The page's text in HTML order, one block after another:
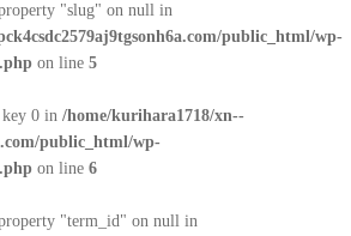
"slug" on null in
public_html/wp-
on line 5
0 in /home/kurihara1718/xn--
public_html/wp-
on line 6
"term_id" on null in